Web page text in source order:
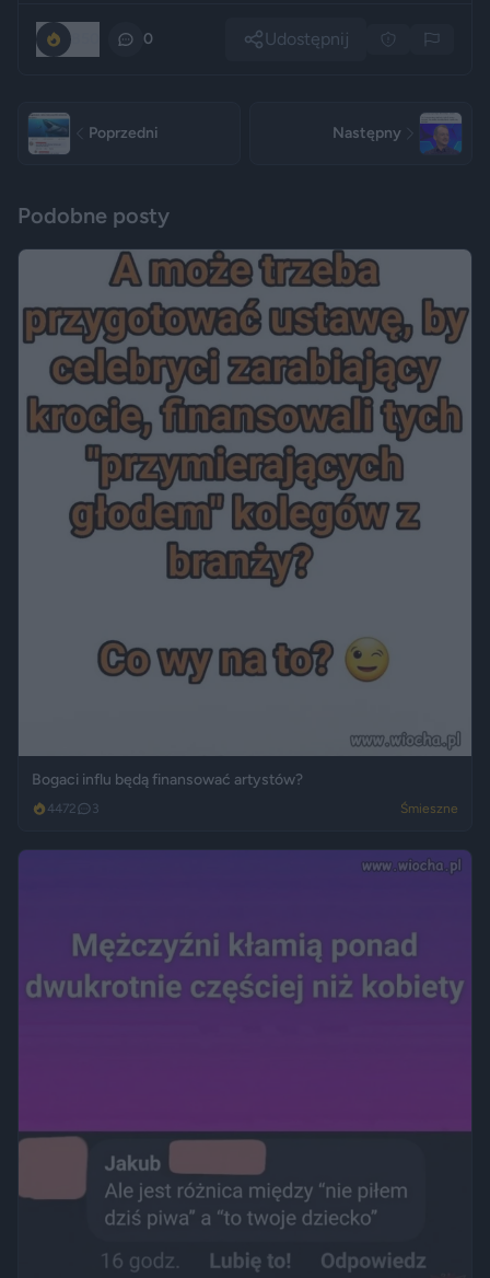
0 Udostępnij
Poprzedni Następny
Podobne posty
Bogaci influ będą finansować artystów?
4472 3 Śmieszne